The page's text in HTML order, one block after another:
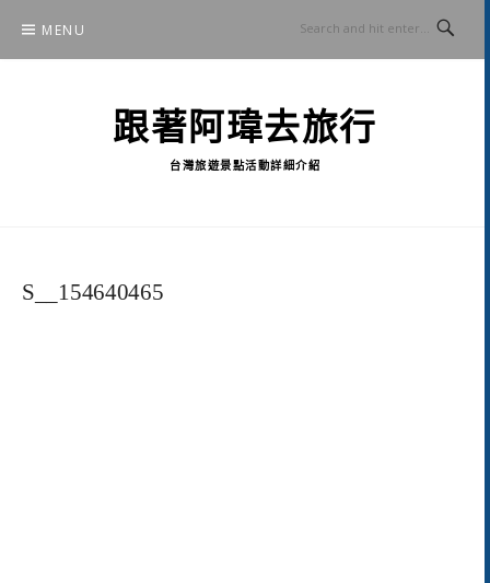
content
MENU
跟著阿瑋去旅行
台灣旅遊景點活動詳細介紹
S__154640465